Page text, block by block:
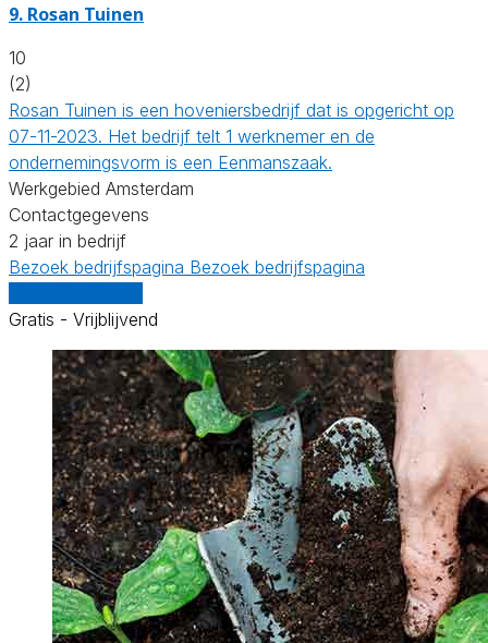
9. Rosan Tuinen
10
(2)
Rosan Tuinen is een hoveniersbedrijf dat is opgericht op
07-11-2023. Het bedrijf telt 1 werknemer en de
ondernemingsvorm is een Eenmanszaak.
Werkgebied Amsterdam
Contactgegevens
2 jaar in bedrijf
Bezoek bedrijfspagina Bezoek bedrijfspagina
Gratis - Vrijblijvend